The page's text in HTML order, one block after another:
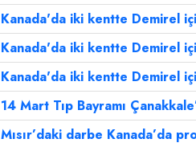
Kanada'da iki kentte Demirel
Kanada'da iki kentte Demirel
Kanada'da iki kentte Demirel
14 Mart Tıp Bayramı
Mısır’daki darbe Kanada’da